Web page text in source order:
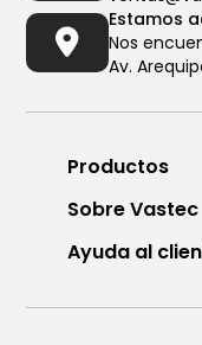
Estamos
Nos
Av.
Productos
Sobre Vastec
Ayuda al